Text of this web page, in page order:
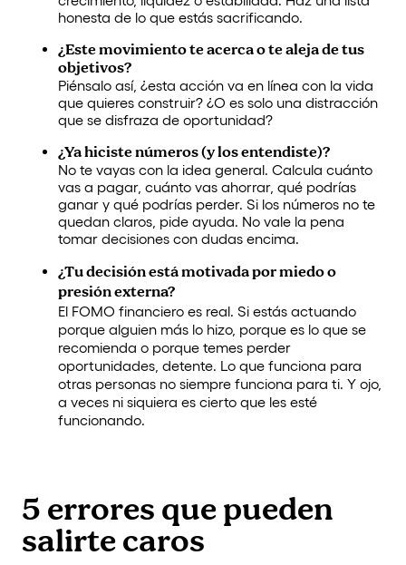
honesta de lo que estás sacrificando.
¿Este movimiento te acerca o te aleja de tus
objetivos?
Piénsalo así, ¿esta acción va en línea con la vida
que quieres construir? ¿O es solo una distracción
que se disfraza de oportunidad?
¿Ya hiciste números (y los entendiste)?
No te vayas con la idea general. Calcula cuánto
vas a pagar, cuánto vas ahorrar, qué podrías
ganar y qué podrías perder. Si los números no te
quedan claros, pide ayuda. No vale la pena
tomar decisiones con dudas encima.
¿Tu decisión está motivada por miedo o
presión externa?
El FOMO financiero es real. Si estás actuando
porque alguien más lo hizo, porque es lo que se
recomienda o porque temes perder
oportunidades, detente. Lo que funciona para
otras personas no siempre funciona para ti. Y ojo,
a veces ni siquiera es cierto que les esté
funcionando.
5 errores que pueden
salirte caros